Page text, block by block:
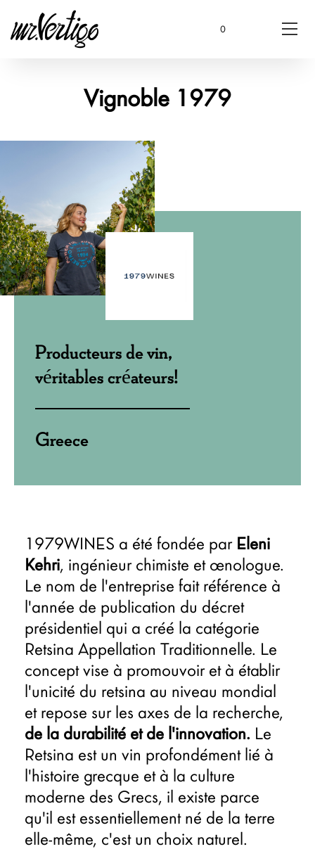
0
Vignoble 1979
Producteurs de vin,
véritables créateurs!
Greece
1979WINES a été fondée parEleni
Kehri, ingénieur chimiste et œnologue.
Le nom de l'entreprise fait référence à
l'année de publication du décret
présidentiel qui a créé la catégorie
Retsina Appellation Traditionnelle. Le
concept vise à promouvoir et à établir
l'unicité du retsina au niveau mondial
et repose sur les axes de la recherche,
de la durabilité et de l'innovation. Le
Retsina est un vin profondément lié à
l'histoire grecque et à la culture
moderne des Grecs, il existe parce
qu'il est essentiellement né de la terre
elle-même, c'est un choix naturel.